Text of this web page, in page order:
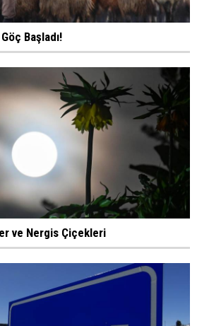
Başladı!
ve Nergis Çiçekleri